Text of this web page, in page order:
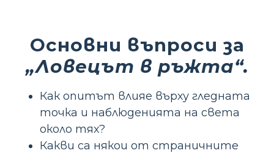
Основни въпроси за
„Ловецът в ръжта“.
Как опитът влияе върху гледната
точка и наблюденията на света
около тях?
Какви са някои от страничните